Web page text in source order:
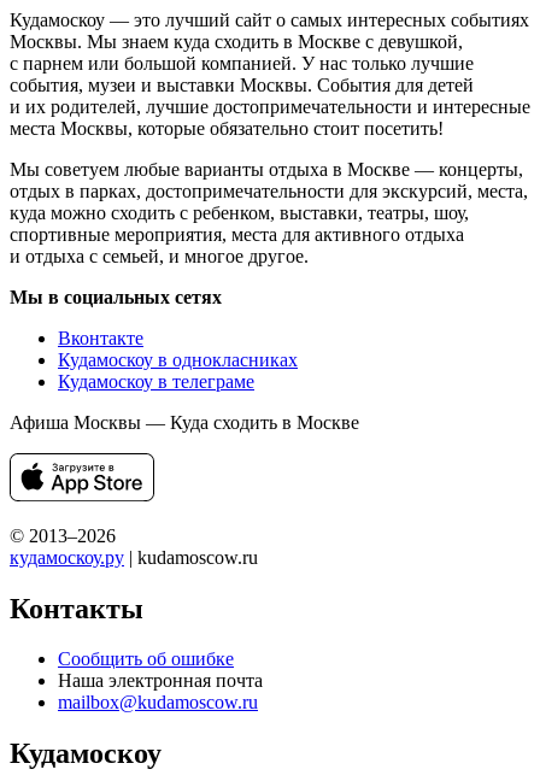
Кудамоскоу — это лучший сайт о самых интересных событиях
Москвы. Мы знаем куда сходить в Москве с девушкой,
с парнем или большой компанией. У нас только лучшие
события, музеи и выставки Москвы. События для детей
и их родителей, лучшие достопримечательности и интересные
места Москвы, которые обязательно стоит посетить!
Мы советуем любые варианты отдыха в Москве — концерты,
отдых в парках, достопримечательности для экскурсий, места,
куда можно сходить с ребенком, выставки, театры, шоу,
спортивные мероприятия, места для активного отдыха
и отдыха с семьей, и многое другое.
Мы в социальных сетях
Вконтакте
Кудамоскоу в однокласниках
Кудамоскоу в телеграме
Афиша Москвы — Куда сходить в Москве
© 2013–2026
кудамоскоу.ру | kudamoscow.ru
Контакты
Сообщить об ошибке
Наша электронная почта
mailbox@kudamoscow.ru
Кудамоскоу